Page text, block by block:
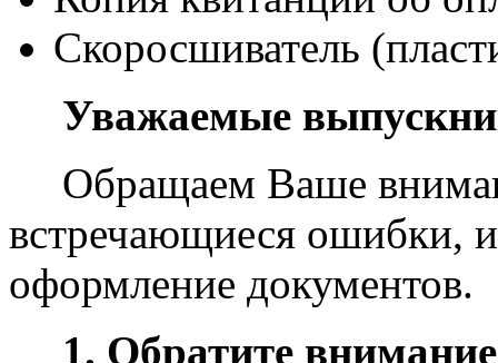
Скоросшиватель
Уважаемые
Обращаем Ваше
встречающиеся ошибки,
оформление документов.
1. Обратите